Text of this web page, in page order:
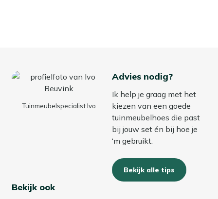
En je tuinkussens?
Gebruik je kussens op je stapelbare stoelen? Tijdens de
lente en zomer kunnen kussens tijdelijk onder de hoes
blijven liggen, zolang ze goed droog zijn voordat je de
hoes plaatst. In de winter raden wij aan om tuinkussens
blijven ze fris, droog en langer mooi.
Bekijk meer Opbergen
Tuinmeubelspecialist Ivo
Advies nodig?
Ik help je graag met het
kiezen van een goede
tuinmeubelhoes die past
bij jouw set én bij hoe je
‘m gebruikt.
Bekijk alle tips
Bekijk ook